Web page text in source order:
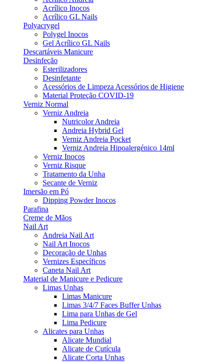
Acrílico Inocos
Acrílico GL Nails
Polyacrygel
Polygel Inocos
Gel Acrílico GL Nails
Descartáveis Manicure
Desinfeção
Esterilizadores
Desinfetante
Acessórios de Limpeza Acessórios de Higiene
Material Proteção COVID-19
Verniz Normal
Verniz Andreia
Nutricolor Andreia
Andreia Hybrid Gel
Verniz Andreia Pocket
Verniz Andreia Hipoalergénico 14ml
Verniz Inocos
Verniz Risque
Tratamento da Unha
Secante de Verniz
Imersão em Pó
Dipping Powder Inocos
Parafina
Creme de Mãos
Nail Art
Andreia Nail Art
Nail Art Inocos
Decoração de Unhas
Vernizes Específicos
Caneta Nail Art
Material de Manicure e Pedicure
Limas Unhas
Limas Manicure
Limas 3/4/7 Faces Buffer Unhas
Lima para Unhas de Gel
Lima Pedicure
Alicates para Unhas
Alicate Mundial
Alicate de Cutícula
Alicate Corta Unhas